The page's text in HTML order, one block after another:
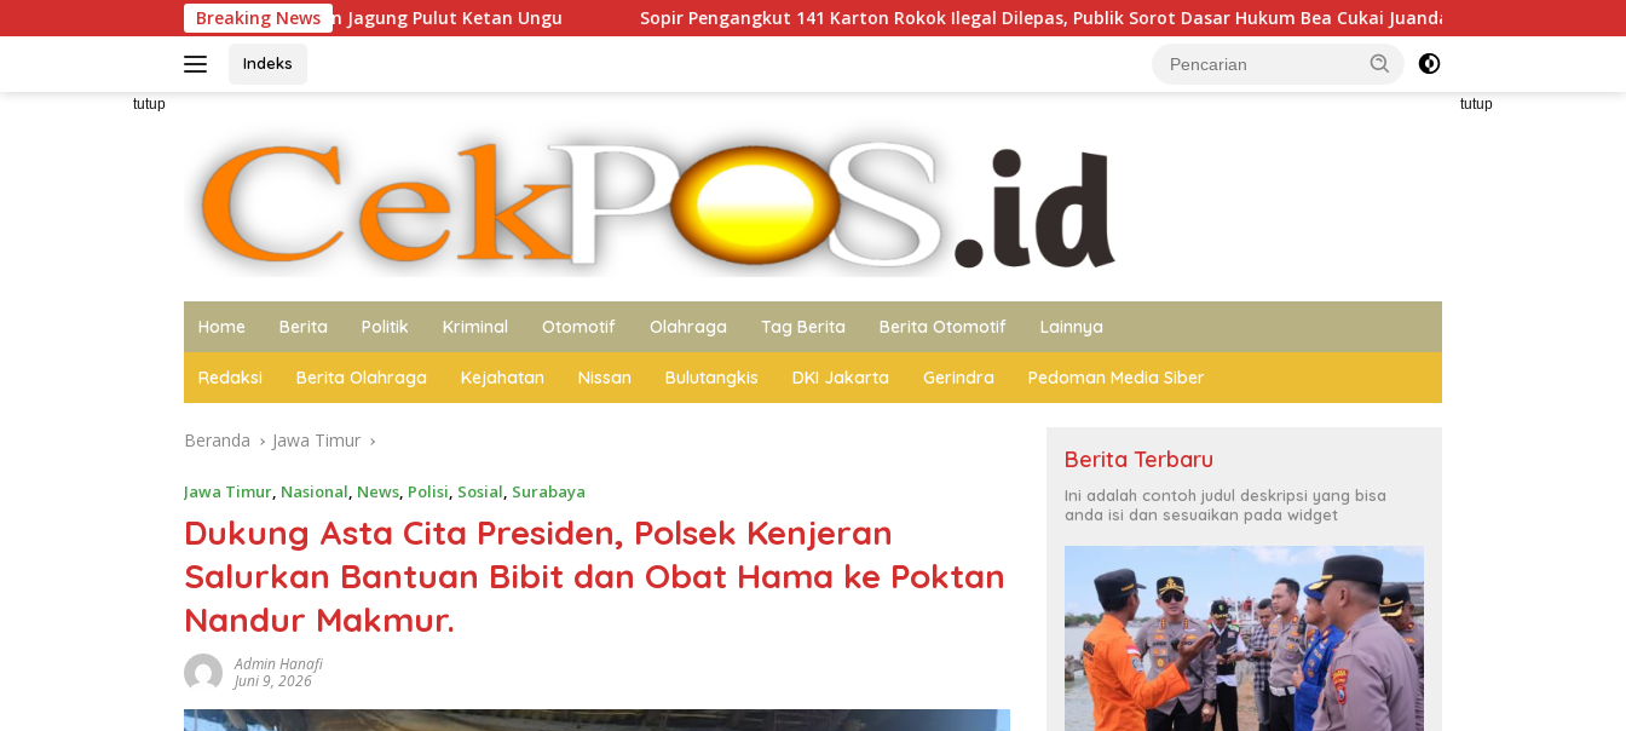
ke
Breaking News
Perak Panen Jagung Pulut Ketan Ungu Sopir Pengangkut 141 Karton Rokok Ilegal Dilepas, Publik Sorot Dasar Hukum Bea Cukai Juanda Sambut HUT Kemerdekaan RI
Indeks
tutup tutup
Home Berita Politik Kriminal Otomotif Olahraga Tag Berita Berita Otomotif Lainnya
Redaksi Berita Olahraga Kejahatan Nissan Bulutangkis DKI Jakarta Gerindra Pedoman Media Siber
Beranda Jawa Timur
Jawa Timur, Nasional, News, Polisi, Sosial, Surabaya
Dukung Asta Cita Presiden, Polsek Kenjeran
Salurkan Bantuan Bibit dan Obat Hama ke Poktan
Nandur Makmur.
Admin Hanafi
Juni 9, 2026
Berita Terbaru
Ini adalah contoh judul deskripsi yang bisa
anda isi dan sesuaikan pada widget